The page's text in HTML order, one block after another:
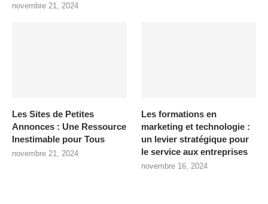
novembre 21, 2024
Les Sites de Petites
Annonces : Une Ressource
Inestimable pour Tous
novembre 21, 2024
Les formations en
marketing et technologie :
un levier stratégique pour
le service aux entreprises
novembre 16, 2024